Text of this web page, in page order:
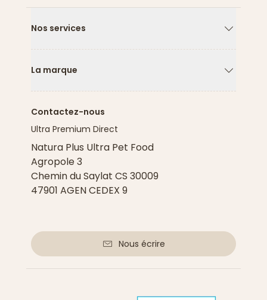
Nos services
La marque
Contactez-nous
Ultra Premium Direct
Natura Plus Ultra Pet Food
Agropole 3
Chemin du Saylat CS 30009
47901 AGEN CEDEX 9
Nous écrire